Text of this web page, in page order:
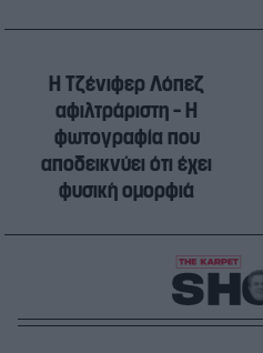
Η Τζένιφερ Λόπεζ
αφιλτράριστη – Η
φωτογραφία που
αποδεικνύει ότι έχει
φυσική ομορφιά